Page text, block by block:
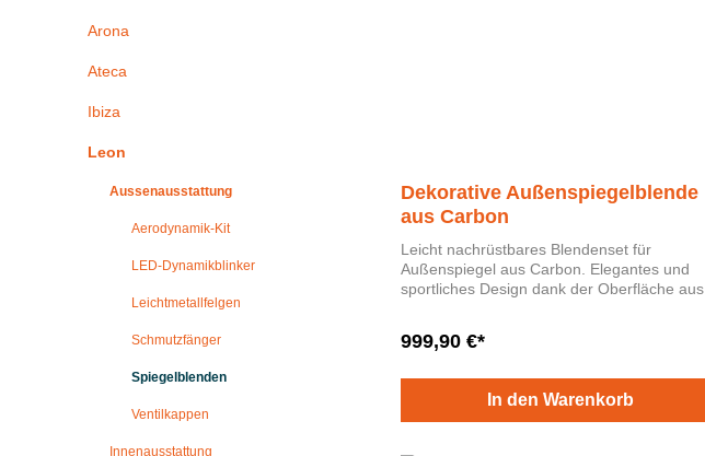
Arona
Ateca
Ibiza
Leon
Aussenausstattung
Aerodynamik-Kit
LED-Dynamikblinker
Leichtmetallfelgen
Schmutzfänger
Spiegelblenden
Ventilkappen
Innenausstattung
Dekorative Außenspiegelblende
aus Carbon
Leicht nachrüstbares Blendenset für
Außenspiegel aus Carbon. Elegantes und
sportliches Design dank der Oberfläche aus
Enthält 1 Satz bestehend aus zwei
999,90 €*
In den Warenkorb